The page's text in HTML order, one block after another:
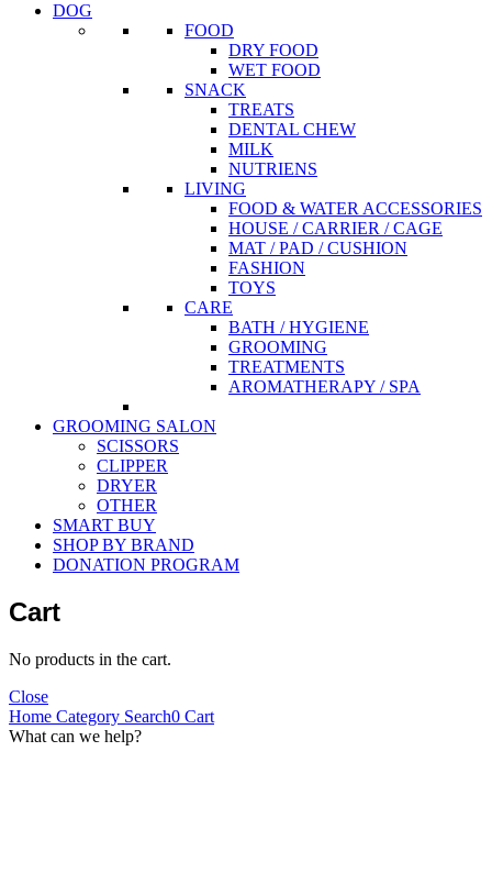
DOG
FOOD
DRY FOOD
WET FOOD
SNACK
TREATS
DENTAL CHEW
MILK
NUTRIENS
LIVING
FOOD & WATER ACCESSORIES
HOUSE / CARRIER / CAGE
MAT / PAD / CUSHION
FASHION
TOYS
CARE
BATH / HYGIENE
GROOMING
TREATMENTS
AROMATHERAPY / SPA
GROOMING SALON
SCISSORS
CLIPPER
DRYER
OTHER
SMART BUY
SHOP BY BRAND
DONATION PROGRAM
Cart
No products in the cart.
Close
Home Category Search0 Cart
What can we help?